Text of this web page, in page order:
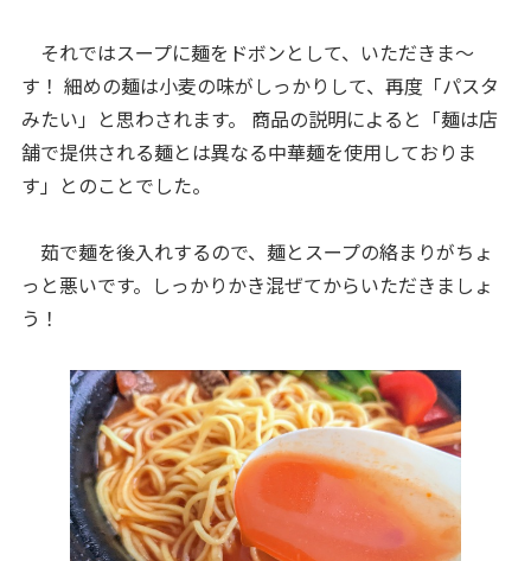
それではスープに麺をドボンとして、いただきま～
す！ 細めの麺は小麦の味がしっかりして、再度「パスタ
みたい」と思わされます。 商品の説明によると「麺は店
舗で提供される麺とは異なる中華麺を使用しておりま
す」とのことでした。
茹で麺を後入れするので、麺とスープの絡まりがちょ
っと悪いです。しっかりかき混ぜてからいただきましょ
う！